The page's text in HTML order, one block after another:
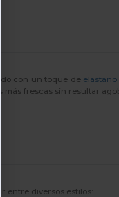
con un toque de elastano
frescas sin resultar
entre diversos estilos: